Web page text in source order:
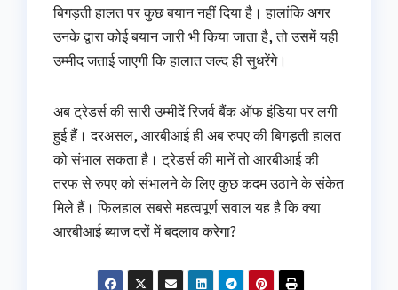
बिगड़ती हालत पर कुछ बयान नहीं दिया है। हालांकि अगर
उनके द्वारा कोई बयान जारी भी किया जाता है, तो उसमें यही
उम्‍मीद जताई जाएगी कि हालात जल्‍द ही सुधरेंगे।
अब ट्रेडर्स की सारी उम्मीदें रिजर्व बैंक ऑफ इंडिया पर लगी
हुई हैं। दरअसल, आरबीआई ही अब रुपए की बिगड़ती हालत
को संभाल सकता है। ट्रेडर्स की मानें तो आरबीआई की
तरफ से रुपए को संभालने के लिए कुछ कदम उठाने के संकेत
मिले हैं। फिलहाल सबसे महत्वपूर्ण सवाल यह है कि क्या
आरबीआई ब्याज दरों में बदलाव करेगा?